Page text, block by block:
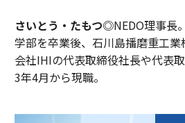
さいとう・たもつ◎NEDO理事長
学部を卒業後、石川島播磨重工
会社IHIの代表取締役社長や代表
3年4月から現職。